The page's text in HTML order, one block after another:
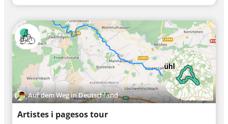
Auf dem Weg in Deutschland
Artistes i pagesos tour